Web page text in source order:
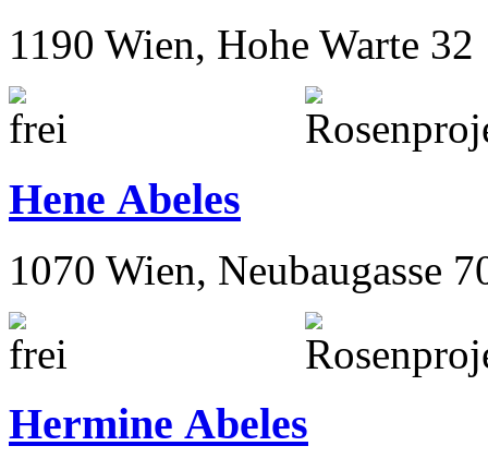
1190 Wien, Hohe Warte 32
Hene Abeles
1070 Wien, Neubaugasse
Hermine Abeles